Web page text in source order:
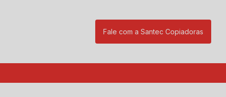
Fale com a Santec Copiadoras